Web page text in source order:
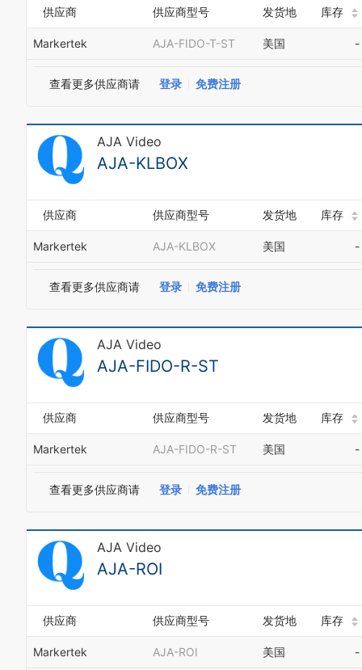
供应商 供应商型号 发货地 库存
Markertek AJA-FIDO-T-ST 美国 -
查看更多供应商请 登录 免费注册
AJA Video
AJA-KLBOX
供应商 供应商型号 发货地 库存
Markertek AJA-KLBOX 美国 -
查看更多供应商请 登录 免费注册
AJA Video
AJA-FIDO-R-ST
供应商 供应商型号 发货地 库存
Markertek AJA-FIDO-R-ST 美国 -
查看更多供应商请 登录 免费注册
AJA Video
AJA-ROI
供应商 供应商型号 发货地 库存
Markertek AJA-ROI 美国 -